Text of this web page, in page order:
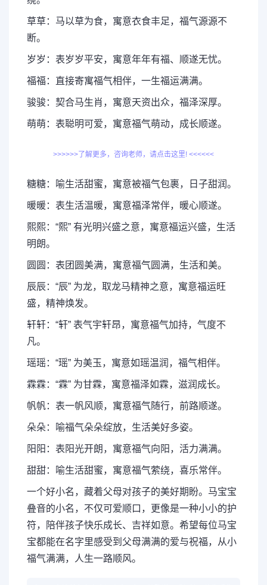
草草：马以草为食，寓意衣食丰足，福气源源不
断。
岁岁：表岁岁平安，寓意年年有福、顺遂无忧。
福福：直接寄寓福气相伴，一生福运满满。
骏骏：契合马生肖，寓意天资出众，福泽深厚。
萌萌：表聪明可爱，寓意福气萌动，成长顺遂。
>>>>>>了解更多，咨询老师，请点击这里! <<<<<<
糖糖：喻生活甜蜜，寓意被福气包裹，日子甜润。
暖暖：表生活温暖，寓意福泽常伴，暖心顺遂。
熙熙：“熙” 有光明兴盛之意，寓意福运兴盛，生活
明朗。
圆圆：表团圆美满，寓意福气圆满，生活和美。
辰辰：“辰” 为龙，取龙马精神之意，寓意福运旺
盛，精神焕发。
轩轩：“轩” 表气宇轩昂，寓意福气加持，气度不
凡。
瑶瑶：“瑶” 为美玉，寓意如瑶温润，福气相伴。
霖霖：“霖” 为甘霖，寓意福泽如霖，滋润成长。
帆帆：表一帆风顺，寓意福气随行，前路顺遂。
朵朵：喻福气朵朵绽放，生活美好多姿。
阳阳：表阳光开朗，寓意福气向阳，活力满满。
甜甜：喻生活甜蜜，寓意福气萦绕，喜乐常伴。
一个好小名，藏着父母对孩子的美好期盼。马宝宝
叠音的小名，不仅可爱顺口，更像是一种小小的护
符，陪伴孩子快乐成长、吉祥如意。希望每位马宝
宝都能在名字里感受到父母满满的爱与祝福，从小
福气满满，人生一路顺风。